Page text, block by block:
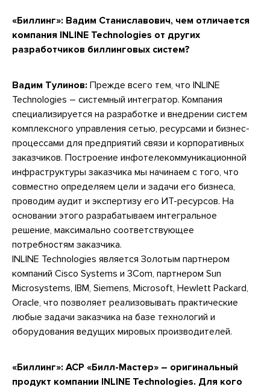
«Биллинг»: Вадим Станиславович, чем отличается
компания INLINE Technologies от других
разработчиков биллинговых систем?
Вадим Тулинов: Прежде всего тем, что INLINE
Technologies – системный интегратор. Компания
специализируется на разработке и внедрении систем
комплексного управления сетью, ресурсами и бизнес-
процессами для предприятий связи и корпоративных
заказчиков. Построение инфотелекоммуникационной
инфраструктуры заказчика мы начинаем с того, что
совместно определяем цели и задачи его бизнеса,
проводим аудит и экспертизу его ИТ-ресурсов. На
основании этого разрабатываем интегральное
решение, максимально соответствующее
потребностям заказчика.
INLINE Technologies является Золотым партнером
компаний Cisco Systems и 3Com, партнером Sun
Microsystems, IBM, Siemens, Microsoft, Hewlett Packard,
Oracle, что позволяет реализовывать практические
любые задачи заказчика на базе технологий и
оборудования ведущих мировых производителей.
«Биллинг»: АСР «Билл-Мастер» – оригинальный
продукт компании INLINE Technologies. Для кого